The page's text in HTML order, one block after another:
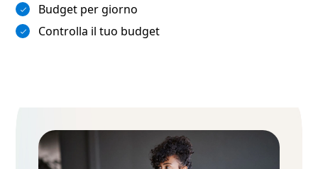
Budget per giorno
Controlla il tuo budget